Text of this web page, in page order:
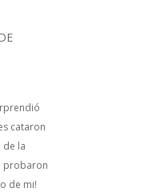
cataron
de la
probaron
de mi!